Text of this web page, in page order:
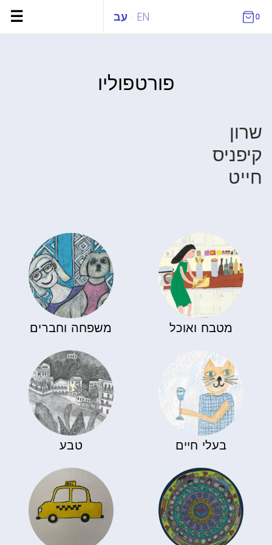
☰ עב EN 0
לתוכן
פורטפוליו
מטבח ואוכל משפחה וחברים
בעלי חיים טבע